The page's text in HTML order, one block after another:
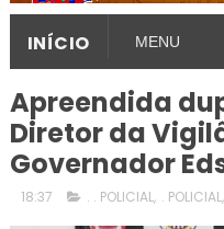
INÍCIO
Apreendida
Diretor da
Governador
18:37 . . POLICIAL, . POLICIAL,